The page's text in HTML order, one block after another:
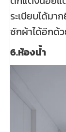
ระเบียบได้ม
ซักผ้าได้อีกด้
6.ห้องน้ำ